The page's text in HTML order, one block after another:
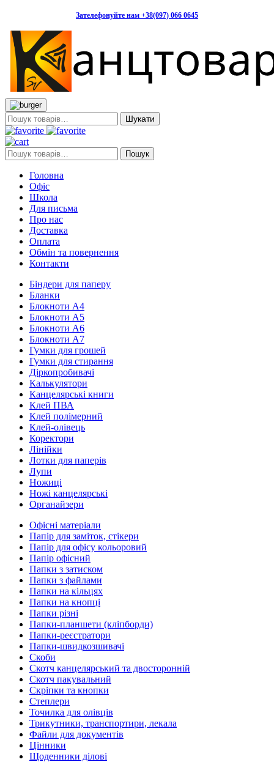
Зателефонуйте нам +38(097) 066 0645
Пошук:
Пошук: Пошук
Головна
Офіс
Школа
Для письма
Про нас
Доставка
Оплата
Обмін та повернення
Контакти
Біндери для паперу
Бланки
Блокноти А4
Блокноти А5
Блокноти А6
Блокноти А7
Гумки для грошей
Гумки для стирання
Діркопробивачі
Калькулятори
Канцелярські книги
Клей ПВА
Клей полімерний
Клей-олівець
Коректори
Лінійки
Лотки для паперів
Лупи
Ножиці
Ножі канцелярські
Органайзери
Офісні матеріали
Папір для заміток, стікери
Папір для офісу кольоровий
Папір офісний
Папки з затиском
Папки з файлами
Папки на кільцях
Папки на кнопці
Папки різні
Папки-планшети (кліпборди)
Папки-реєстратори
Папки-швидкозшивачі
Скоби
Скотч канцелярський та двосторонній
Скотч пакувальний
Скріпки та кнопки
Степлери
Точилка для олівців
Трикутники, транспортири, лекала
Файли для документів
Цінники
Щоденники ділові